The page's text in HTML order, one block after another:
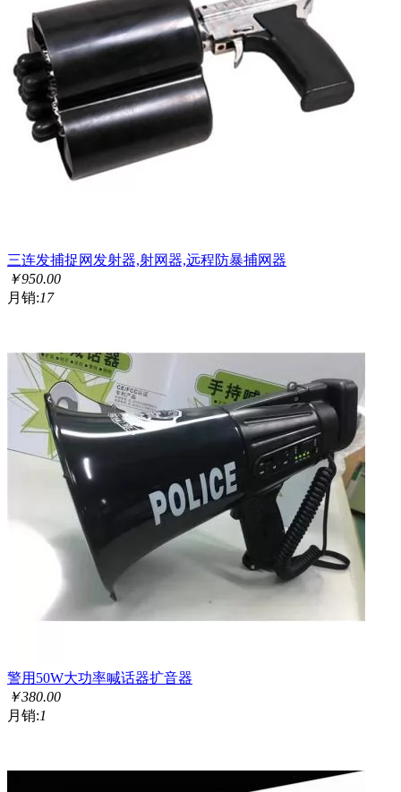
三连发捕捉网发射器,射网器,远程防暴捕网器
￥950.00
月销:17
警用50W大功率喊话器扩音器
￥380.00
月销:1